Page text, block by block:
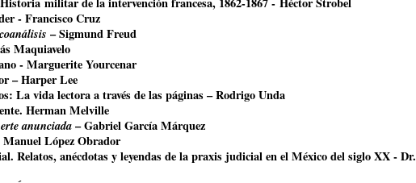
- Francisco Cruz
– Sigmund Freud
Maquiavelo
- Marguerite Yourcenar
– Harper Lee
La vida lectora a través de las páginas – Rodrigo Unda
Herman Melville
anunciada– Gabriel García Márquez
Manuel López Obrador
Relatos, anécdotas y leyendas de la praxis judicial en el México del siglo XX - Dr.